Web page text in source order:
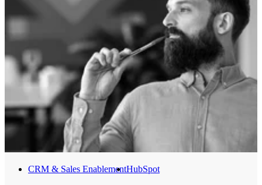
CRM & Sales EnablementHubSpot